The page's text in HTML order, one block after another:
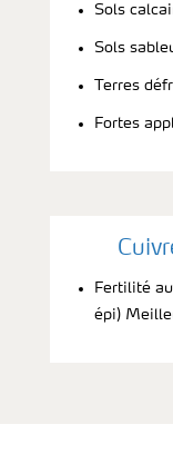
Sols
Sols
Terres
Fortes
Fertilité
épi)